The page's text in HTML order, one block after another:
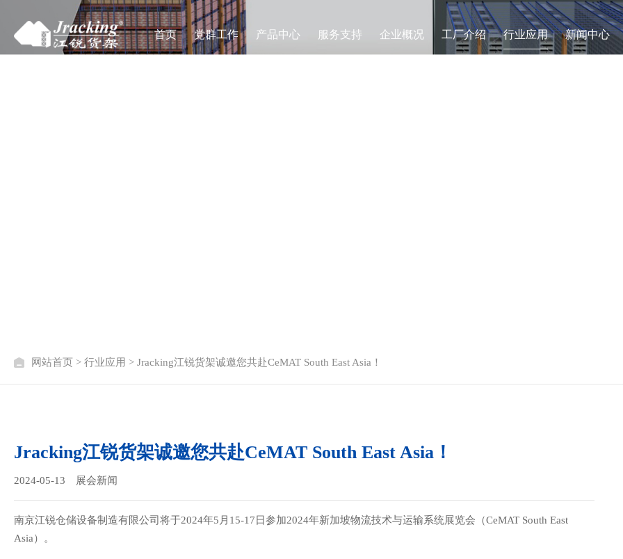
首页 党群工作 产品中心 服务支持 企业概况 工厂介绍 行业应用 新闻中心
网站首页 > 行业应用 > Jracking江锐货架诚邀您共赴CeMAT South East Asia！
Jracking江锐货架诚邀您共赴CeMAT South East Asia！
2024-05-13 展会新闻
南京江锐仓储设备制造有限公司将于2024年5 月 15-17 日参加2024年新加坡物流技术与运输系统展览会（CeMAT South East
Asia）。